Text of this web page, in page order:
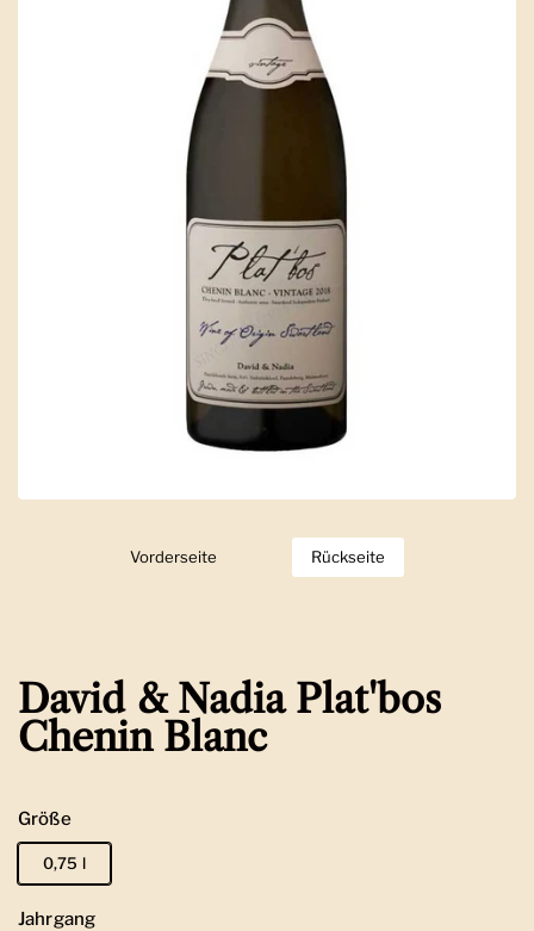
Zeige Folie 1
Vorderseite Zeige Folie 2
Rückseite
David & Nadia Plat'bos
Chenin Blanc
Größe
0,75 l
Jahrgang